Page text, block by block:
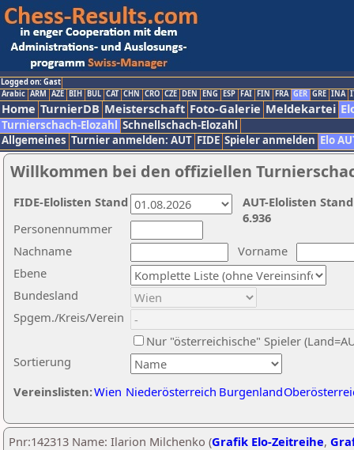
Logged on: Gast
Arabic ARM AZE BIH BUL CAT CHN CRO CZE DEN ENG ESP FAI FIN FRA GER GRE INA
Home TurnierDB Meisterschaft Foto-Galerie Meldekartei
Turnierschach-Elozahl Schnellschach-Elozahl
Allgemeines Turnier anmelden: AUT FIDE Spieler anmelden Elo
Willkommen bei den offiziellen
Nachname
Vorname
Ebene
Sortierung
Personennummer
Bundesland
Spgem./Kreis/Verein
Nur "österreichische" Spieler
Vereinslisten:Wien Niederösterreich Burgenland
AUT-Elolisten
6.936
FIDE-Elolisten Stand
Pnr:142313 Name: Ilarion Milchenko (Grafik Elo-Zeitreihe,